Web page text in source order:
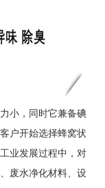
小，同时它兼备碘
户开始选择蜂窝状
业发展过程中，对
废水净化材料、设